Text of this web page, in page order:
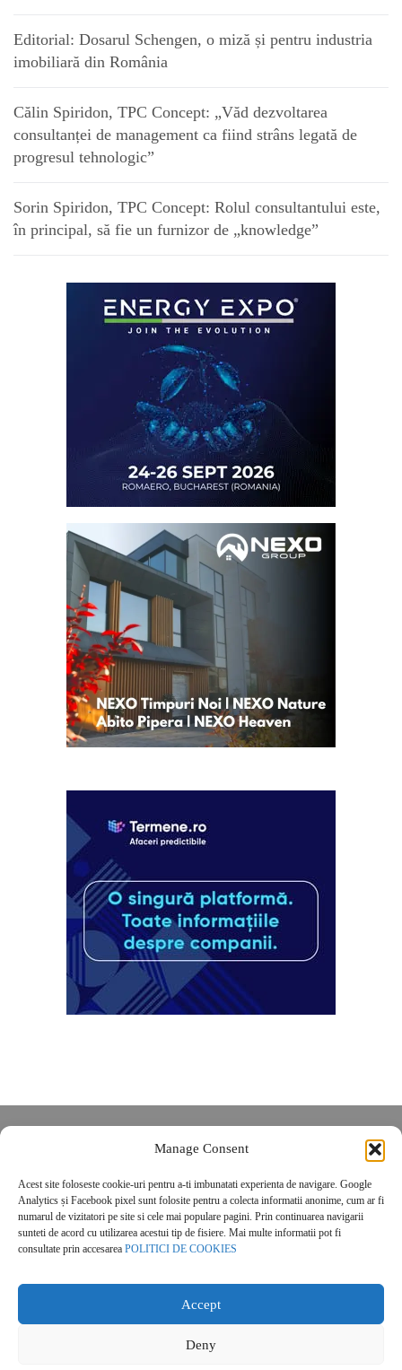
Manage Consent
Acest site foloseste cookie-uri pentru a-ti imbunatati experienta de navigare. Google
Analytics și Facebook pixel sunt folosite pentru a colecta informatii anonime, cum ar fi
numarul de vizitatori pe site si cele mai populare pagini. Prin continuarea navigarii
sunteti de acord cu utilizarea acestui tip de fisiere. Mai multe informatii pot fi
consultate prin accesarea POLITICI DE COOKIES
Accept
Deny
Editorial: Dosarul Schengen, o miză și pentru industria
imobiliară din România
Călin Spiridon, TPC Concept: „Văd dezvoltarea
consultanței de management ca fiind strâns legată de
progresul tehnologic”
Sorin Spiridon, TPC Concept: Rolul consultantului este,
în principal, să fie un furnizor de „knowledge”
POLITICĂ DE CONFIDENȚIALITATE
Politica de cookies
© 2026 Real Estate Magazine. All Rights Reserved.